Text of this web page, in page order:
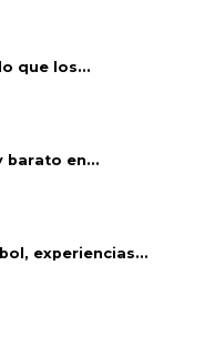
que los...
barato en...
experiencias...